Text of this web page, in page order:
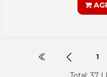
1